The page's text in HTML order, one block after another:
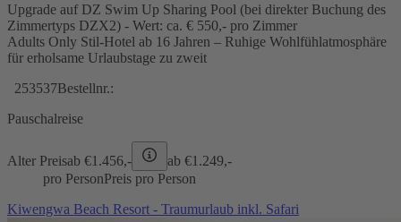
Upgrade auf DZ Swim Up Sharing Pool (bei direkter Buchung des
Zimmertyps DZX2) - Wert: ca. € 550,- pro Zimmer
Adults Only Stil-Hotel ab 16 Jahren – Ruhige Wohlfühlatmosphäre
für erholsame Urlaubstage zu zweit
253537Bestellnr.:
Pauschalreise
Alter Preisab €1.456,- ab €1.249,-
pro PersonPreis pro Person
Kiwengwa Beach Resort - Traumurlaub inkl. Safari